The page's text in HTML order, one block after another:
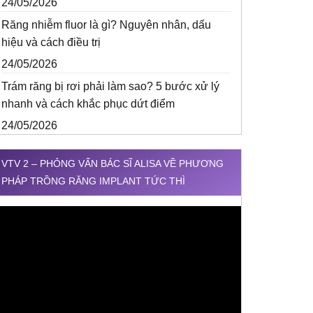
24/05/2026
Răng nhiễm fluor là gì? Nguyên nhân, dấu
hiệu và cách điều trị
24/05/2026
Trám răng bị rơi phải làm sao? 5 bước xử lý
nhanh và cách khắc phục dứt điểm
24/05/2026
VTV 2 – PHỎNG VẤN BÁC SĨ ALISA VỀ PHƯƠNG
PHÁP TRỒNG RĂNG IMPLANT TỨC THÌ